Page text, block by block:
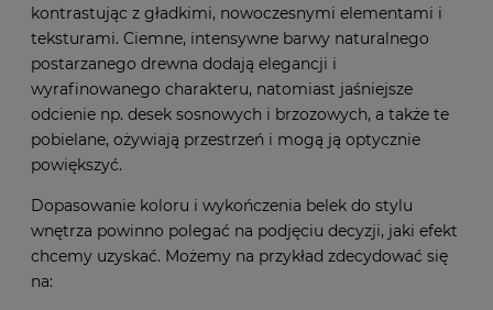
kontrastując z gładkimi, nowoczesnymi elementami i
teksturami. Ciemne, intensywne barwy naturalnego
postarzanego drewna dodają elegancji i
wyrafinowanego charakteru, natomiast jaśniejsze
odcienie np. desek sosnowych i brzozowych, a także te
pobielane, ożywiają przestrzeń i mogą ją optycznie
powiększyć.
Dopasowanie koloru i wykończenia belek do stylu
wnętrza powinno polegać na podjęciu decyzji, jaki efekt
chcemy uzyskać. Możemy na przykład zdecydować się
na: